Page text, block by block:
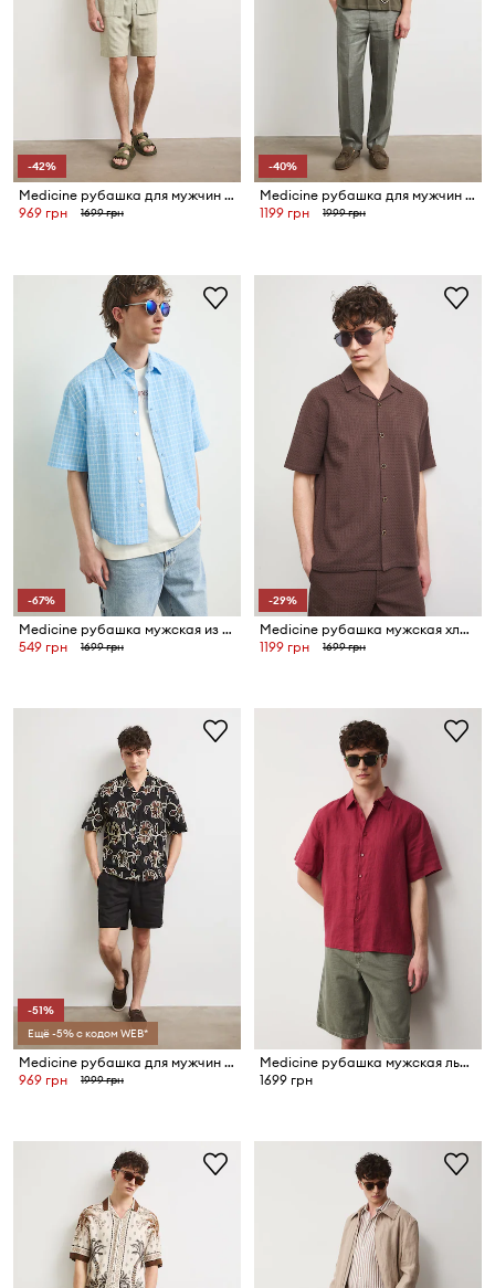
-42%
Medicine рубашка для мужчин с хлопком
969 грн
1699 грн
-40%
Medicine рубашка для мужчин с добавлением льна
1199 грн
1999 грн
-67%
Medicine рубашка мужская из хлопка с эластаном
549 грн
1699 грн
-29%
Medicine рубашка мужская хлопковая
1199 грн
1699 грн
-51%
Ещё -5% с кодом WEB*
Medicine рубашка для мужчин из хлопка
969 грн
1999 грн
Medicine рубашка мужская льняная
1699 грн